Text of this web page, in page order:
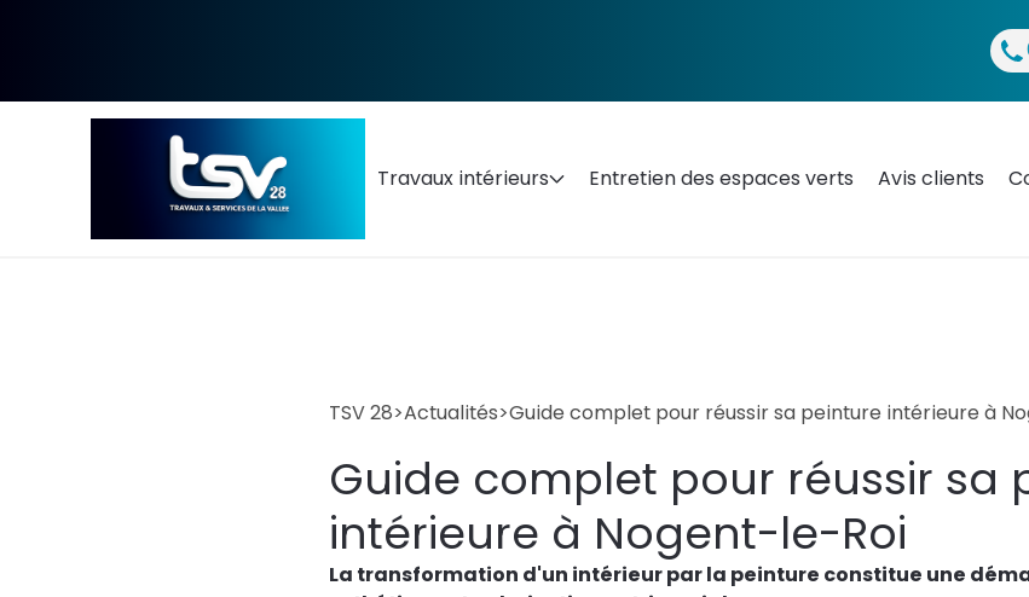
Travaux intérieurs Entretien des espaces verts Avis clients
TSV 28>Actualités>Guide complet pour réussir sa peinture intérieure à
Guide complet pour réussir sa
intérieure à Nogent-le-Roi
La transformation d'un intérieur par la peinture constitue une